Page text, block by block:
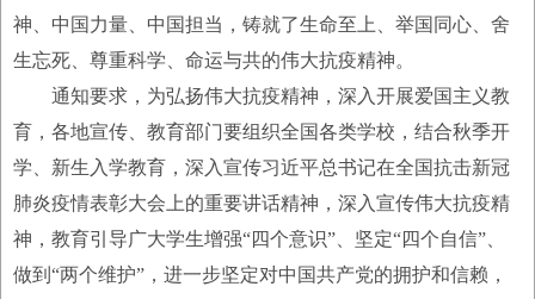
神、中国力量、中国担当，铸就了生命至上、举国同心、舍
生忘死、尊重科学、命运与共的伟大抗疫精神。
通知要求，为弘扬伟大抗疫精神，深入开展爱国主义教
育，各地宣传、教育部门要组织全国各类学校，结合秋季开
学、新生入学教育，深入宣传习近平总书记在全国抗击新冠
肺炎疫情表彰大会上的重要讲话精神，深入宣传伟大抗疫精
神，教育引导广大学生增强“四个意识”、坚定“四个自信”、
做到“两个维护”，进一步坚定对中国共产党的拥护和信赖，